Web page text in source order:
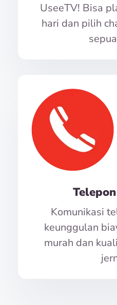
UseeTV! Bisa
hari dan pilih
Komunikasi
keunggulan
murah dan